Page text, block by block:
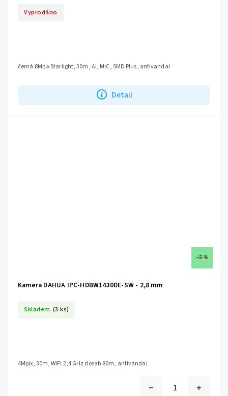
Vyprodáno
Detail
černá 8Mpix Starlight, 30m, AI, MIC, SMD Plus, antivandal
–5 %
Kamera DAHUA IPC-HDBW1430DE-SW - 2,8 mm
Skladem (3 ks)
4Mpix, 30m, WiFi 2,4 GHz dosah 80m, antivandal